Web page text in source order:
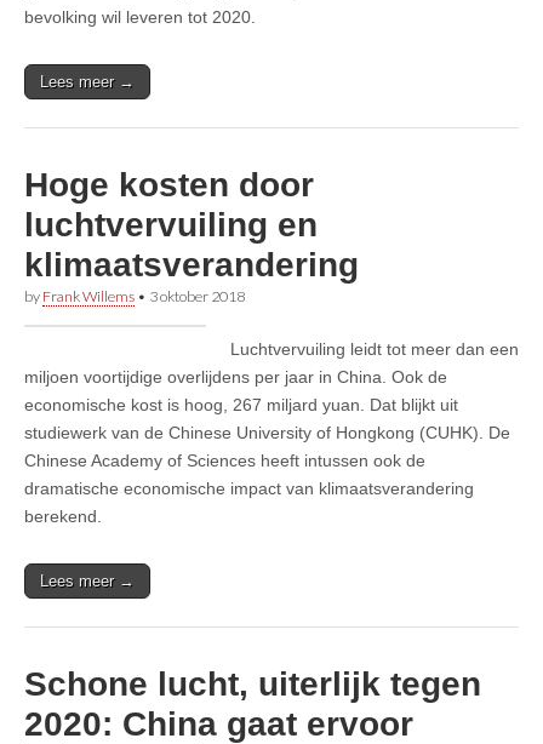
bevolking wil leveren tot 2020.
Lees meer →
Hoge kosten door
luchtvervuiling en
klimaatsverandering
by Frank Willems • 3 oktober 2018
Luchtvervuiling leidt tot meer dan een
miljoen voortijdige overlijdens per jaar in China. Ook de
economische kost is hoog, 267 miljard yuan. Dat blijkt uit
studiewerk van de Chinese University of Hongkong (CUHK). De
Chinese Academy of Sciences heeft intussen ook de
dramatische economische impact van klimaatsverandering
berekend.
Lees meer →
Schone lucht, uiterlijk tegen
2020: China gaat ervoor